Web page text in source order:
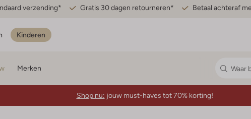
verzending* Gratis 30 dagen retourneren* Betaal achteraf
Kinderen
Merken
Shop nu: jouw must-haves tot 70% korting!